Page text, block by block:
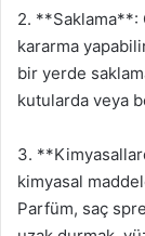
2. **Saklama**:
kararma
bir yerde
kutularda veya
3.
kimyasal
Parfüm, saç